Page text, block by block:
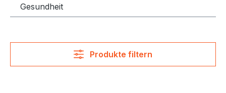
Gesundheit
Produkte filtern